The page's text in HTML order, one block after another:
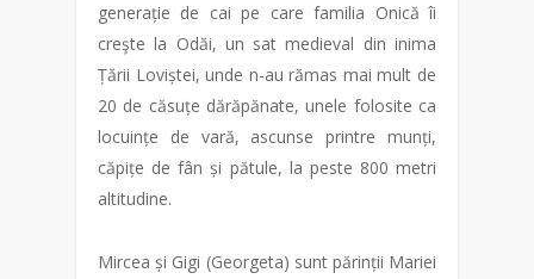
generație de cai pe care familia Onică îi
creşte la Odăi, un sat medieval din inima
Țării Loviștei, unde n-au rămas mai mult de
20 de căsuțe dărăpănate, unele folosite ca
locuințe de vară, ascunse printre munți,
căpițe de fân și pătule, la peste 800 metri
altitudine.
Mircea și Gigi (Georgeta) sunt părinții Mariei